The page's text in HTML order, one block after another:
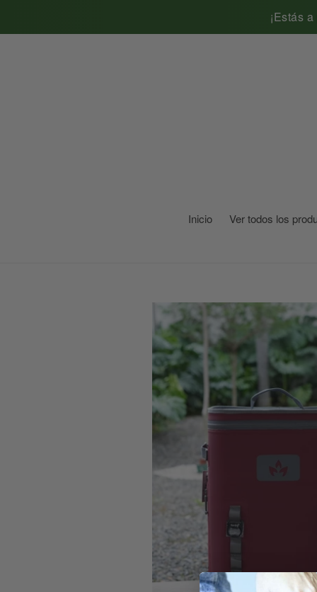
¡Estás
Inicio Ver todos los